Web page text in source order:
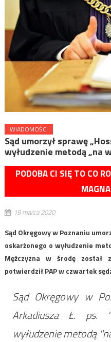
WIADOMOŚCI
Sąd umorzył sprawę
wyłudzenie metodą „na
PODOBA CI SIĘ TO CO
19 marca 2020
Sąd Okręgowy w Poznaniu
oskarżonego o wyłudzenie
Mężczyzna w środę został
potwierdził PAP w czwartek
Sąd Okręgowy w
Arkadiusza Ł. ps.
wyłudzenie metodą